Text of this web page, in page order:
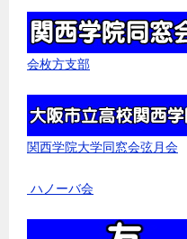
会枚方支部
関西学院大学同窓会弦月会
ハノーバ会